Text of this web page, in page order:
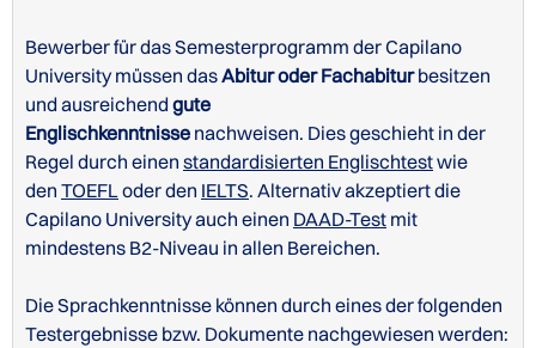
Aufbaustudiengänge der Capilano University
Bewerber für das Semesterprogramm der Capilano
University müssen dasAbitur oder Fachabitur besitzen
und ausreichend gute
Englischkenntnisse nachweisen. Dies geschieht in der
Regel durch einen standardisierten Englischtestwie
den TOEFLoder den IELTS. Alternativ akzeptiert die
Capilano University auch einen DAAD-Test mit
mindestens B2-Niveau in allen Bereichen.
Die Sprachkenntnisse können durch eines der folgenden
Testergebnisse bzw. Dokumente nachgewiesen werden: